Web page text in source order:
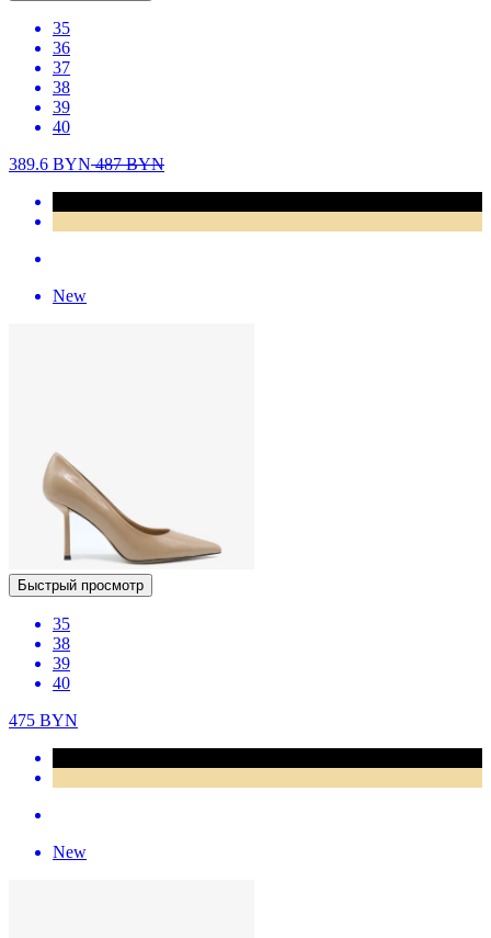
35
36
37
38
39
40
389.6 BYN487BYN
New
Быстрый просмотр
35
38
39
40
475 BYN
New